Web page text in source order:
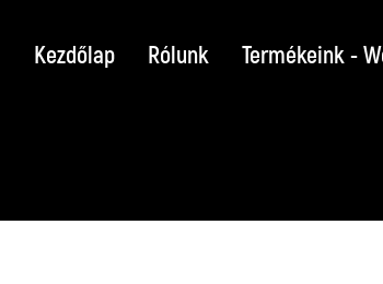
Kezdőlap Rólunk Termékeink -